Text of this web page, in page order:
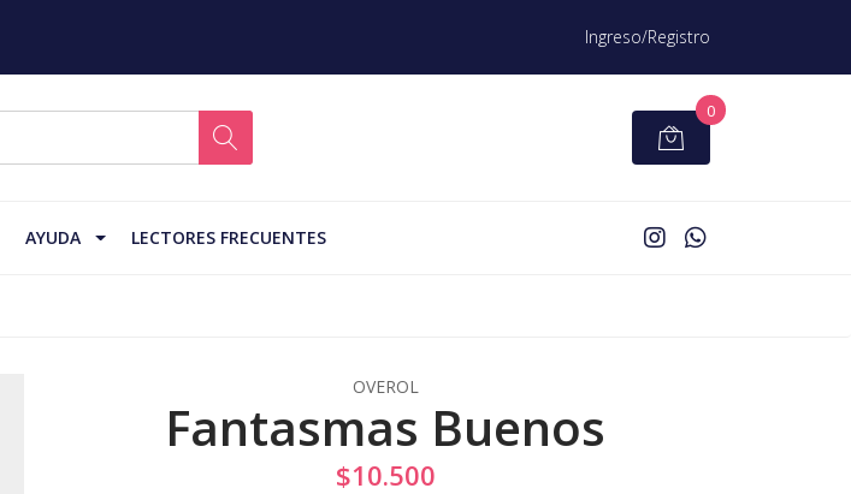
Ingreso/Registro
0
AYUDA LECTORES FRECUENTES
OVEROL
Fantasmas Buenos
$10.500